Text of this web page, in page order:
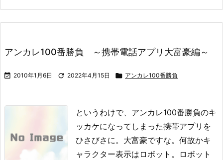
アンカレ100番勝負 ～携帯電話アプリ大富豪編～
 2010年1月6日  2022年4月15日  アンカレ100番勝負
というわけで、アンカレ100番勝負のキ
ッカケになってしまった携帯アプリを
ひさびさに。 大富豪ですな。 何故かキ
ャラクター表示はロボット。
ロボット